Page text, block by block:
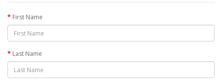
First Name
Last Name